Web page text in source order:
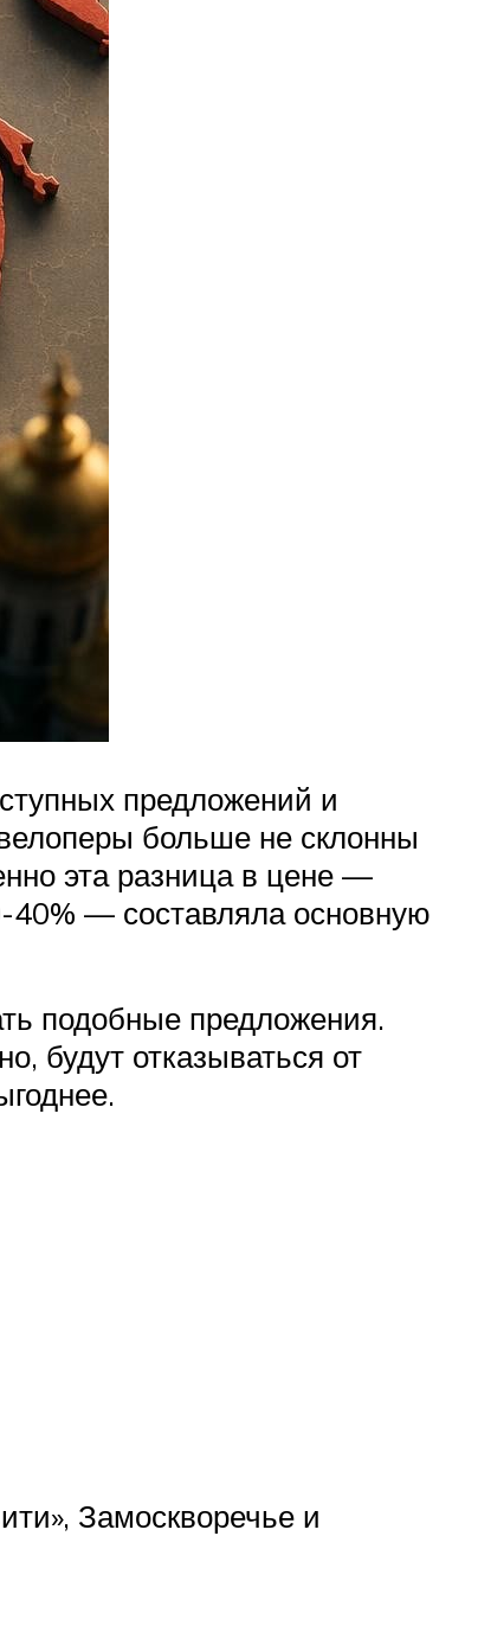
предложений и
больше не склонны
эта разница в цене —
40% — составляла основную
подобные предложения.
будут отказываться от
Замоскворечье и